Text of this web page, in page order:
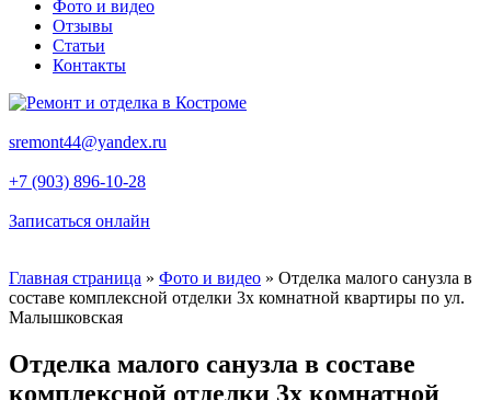
Фото и видео
Отзывы
Статьи
Контакты
sremont44@yandex.ru
+7 (903) 896-10-28
Записаться онлайн
Главная страница » Фото и видео » Отделка малого санузла в
составе комплексной отделки 3х комнатной квартиры по ул.
Малышковская
Отделка малого санузла в составе
комплексной отделки 3х комнатной